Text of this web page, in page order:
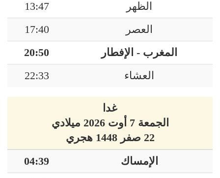
الظهر
13:47
العصر
17:40
المغرب - الإفطار
20:50
العشاء
22:33
غدا
الجمعة 7 أوت 2026 ميلادي
22 صفر 1448 هجري
الإمساك
04:39